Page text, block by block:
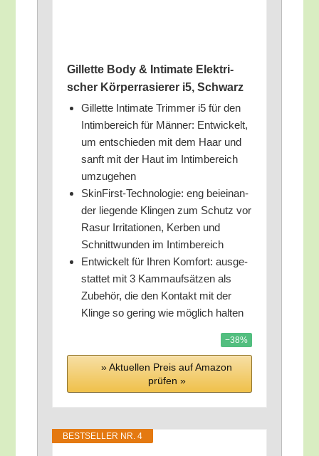
Gil­let­te Body & Inti­ma­te Elek­tri­
scher Kör­per­ra­sie­rer i5, Schwarz
Gil­let­te Inti­ma­te Trim­mer i5 für den
Intim­be­reich für Män­ner: Ent­wi­ckelt,
um ent­schie­den mit dem Haar und
sanft mit der Haut im Intim­be­reich
umzugehen
Skin­First-Tech­no­lo­gie: eng bei­ein­an­
der lie­gen­de Klin­gen zum Schutz vor
Rasur Irri­ta­tio­nen, Ker­ben und
Schnitt­wun­den im Intimbereich
Ent­wi­ckelt für Ihren Kom­fort: aus­ge­
stat­tet mit 3 Kamm­auf­sät­zen als
Zube­hör, die den Kon­takt mit der
Klin­ge so gering wie mög­lich halten
−38%
» Aktu­el­len Preis auf Ama­zon
prü­fen »
BEST­SEL­LER NR. 4